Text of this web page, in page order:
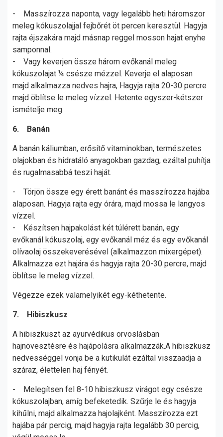
- Masszírozza naponta, vagy legalább heti háromszor
meleg kókuszolajjal fejbőrét öt percen keresztül. Hagyja
rajta éjszakára majd másnap reggel mosson hajat enyhe
samponnal.
- Vagy keverjen össze három evőkanál meleg
kókuszolajat ¼ csésze mézzel. Keverje el alaposan
majd alkalmazza nedves hajra, Hagyja rajta 20-30 percre
majd öblítse le meleg vízzel. Hetente egyszer-kétszer
ismételje meg.
6. Banán
A banán káliumban, erősítő vitaminokban, természetes
olajokban és hidratáló anyagokban gazdag, ezáltal puhítja
és rugalmasabbá teszi haját.
- Törjön össze egy érett banánt és masszírozza hajába
alaposan. Hagyja rajta egy órára, majd mossa le langyos
vízzel.
- Készítsen hajpakolást két túlérett banán, egy
evőkanál kókuszolaj, egy evőkanál méz és egy evőkanál
olívaolaj összekeverésével (alkalmazzon mixergépet).
Alkalmazza ezt hajára és hagyja rajta 20-30 percre, majd
öblítse le meleg vízzel.
Végezze ezek valamelyikét egy-kéthetente.
7. Hibiszkusz
A hibiszkuszt az ayurvédikus orvoslásban
hajnövesztésre és hajápolásra alkalmazzák.A hibiszkusz
nedvességgel vonja be a kutikulát ezáltal visszaadja a
száraz, élettelen haj fényét.
- Melegítsen fel 8-10 hibiszkusz virágot egy csésze
kókuszolajban, amíg befeketedik. Szűrje le és hagyja
kihűlni, majd alkalmazza hajolajként. Masszírozza ezt
hajába pár percig, majd hagyja rajta legalább 30 percig,